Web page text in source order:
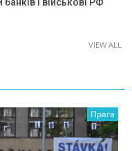
VIEW ALL
Прага